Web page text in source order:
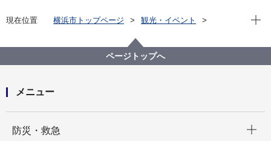
現在位置 横浜市トップページ
観光・イベント
現在
ページトップへ
メニュー
防災・救急